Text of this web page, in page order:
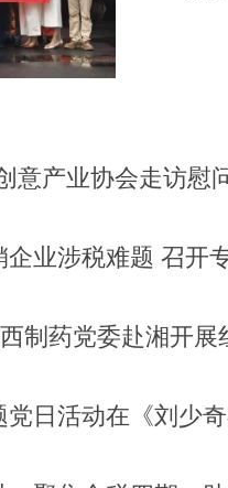
产业协会走访慰
业涉税难题 召开
药党委赴湘开展
日活动在《刘少